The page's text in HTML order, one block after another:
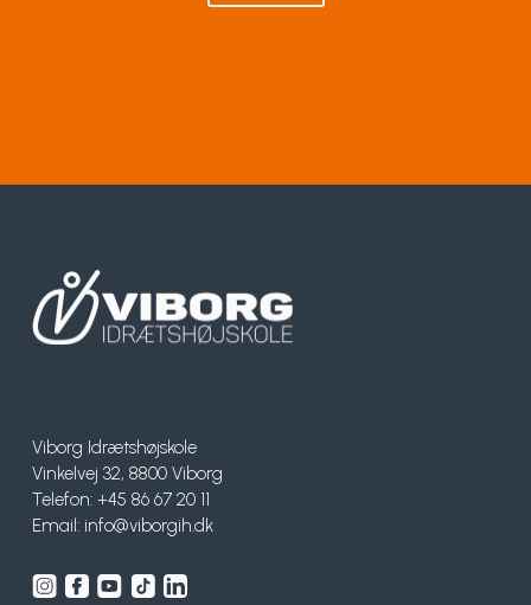
Viborg Idrætshøjskole
Vinkelvej 32, 8800 Viborg
Telefon: +45 86 67 20 11
Email: info@viborgih.dk